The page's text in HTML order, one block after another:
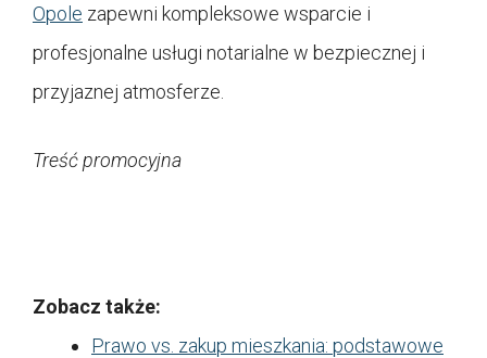
Opole zapewni kompleksowe wsparcie i
profesjonalne usługi notarialne w bezpiecznej i
przyjaznej atmosferze.
Treść promocyjna
Zobacz także:
Prawo vs. zakup mieszkania: podstawowe